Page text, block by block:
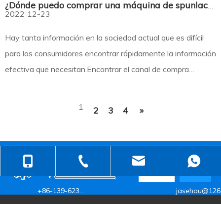
de alta calidad.Entonces, ¿por qué los consumidores
Hay tanta información en la sociedad actual que es difícil
para los consumidores encontrar rápidamente la información
efectiva que necesitan.Encontrar el canal de compra
consumidores comprar máquinas spunlace de alta calidad?H
2022 12-23
1 2 3 4 »
+86-138-6499-6670
+86-139-6232-6695
+86-512-5258-1232